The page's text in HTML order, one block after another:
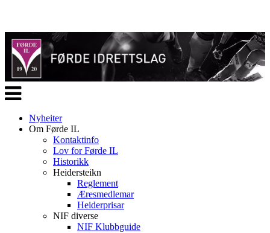
Veksle
navigasjon
Nyheiter
Om Førde IL
Kontaktinfo
Lov for Førde IL
Historikk
Heidersteikn
Reglement
Æresmedlemar
Heiderprisar
NIF diverse
NIF Klubbguide